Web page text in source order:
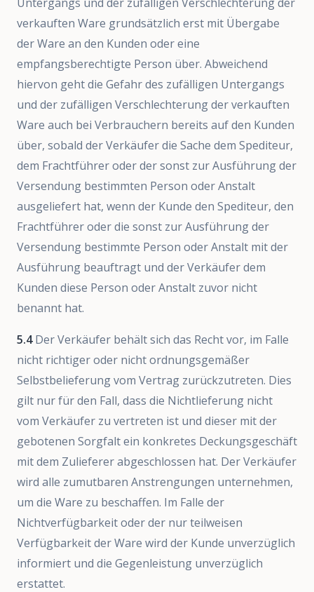
verkauften Ware grundsätzlich erst mit Übergabe
der Ware an den Kunden oder eine
empfangsberechtigte Person über. Abweichend
hiervon geht die Gefahr des zufälligen Untergangs
und der zufälligen Verschlechterung der verkauften
Ware auch bei Verbrauchern bereits auf den Kunden
über, sobald der Verkäufer die Sache dem Spediteur,
dem Frachtführer oder der sonst zur Ausführung der
Versendung bestimmten Person oder Anstalt
ausgeliefert hat, wenn der Kunde den Spediteur, den
Frachtführer oder die sonst zur Ausführung der
Versendung bestimmte Person oder Anstalt mit der
Ausführung beauftragt und der Verkäufer dem
Kunden diese Person oder Anstalt zuvor nicht
benannt hat.
5.4Der Verkäufer behält sich das Recht vor, im Falle
nicht richtiger oder nicht ordnungsgemäßer
Selbstbelieferung vom Vertrag zurückzutreten. Dies
gilt nur für den Fall, dass die Nichtlieferung nicht
vom Verkäufer zu vertreten ist und dieser mit der
gebotenen Sorgfalt ein konkretes Deckungsgeschäft
mit dem Zulieferer abgeschlossen hat. Der Verkäufer
wird alle zumutbaren Anstrengungen unternehmen,
um die Ware zu beschaffen. Im Falle der
Nichtverfügbarkeit oder der nur teilweisen
Verfügbarkeit der Ware wird der Kunde unverzüglich
informiert und die Gegenleistung unverzüglich
erstattet.